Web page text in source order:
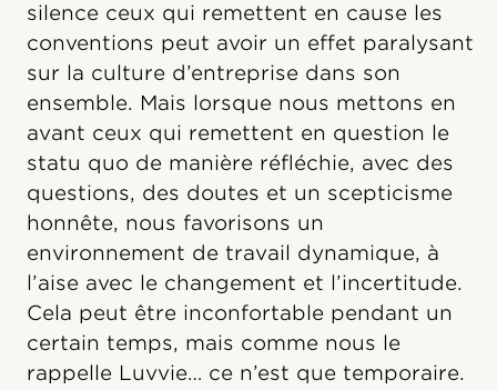
silence ceux qui remettent en cause les
conventions peut avoir un effet paralysant
sur la culture d’entreprise dans son
ensemble. Mais lorsque nous mettons en
avant ceux qui remettent en question le
statu quo de manière réfléchie, avec des
questions, des doutes et un scepticisme
honnête, nous favorisons un
environnement de travail dynamique, à
l’aise avec le changement et l’incertitude.
Cela peut être inconfortable pendant un
certain temps, mais comme nous le
rappelle Luvvie… ce n’est que temporaire.